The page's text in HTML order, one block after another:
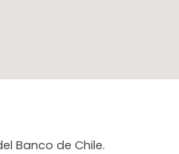
Banco de Chile.